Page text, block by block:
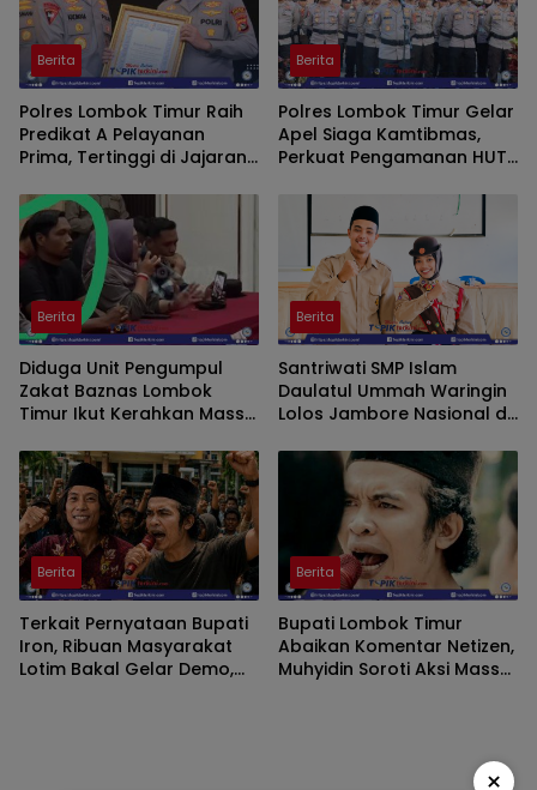
Berita
Polres Lombok Timur Raih
Predikat A Pelayanan
Prima, Tertinggi di Jajaran
Berita
Polres Lombok Timur Gelar
Apel Siaga Kamtibmas,
Perkuat Pengamanan HUT
Kapolri
Berita
Diduga Unit Pengumpul
Zakat Baznas Lombok
Timur Ikut Kerahkan Massa
Polres
Berita
Santriwati SMP Islam
Daulatul Ummah Waringin
Lolos Jambore Nasional di
Berita
Terkait Pernyataan Bupati
Iron, Ribuan Masyarakat
Lotim Bakal Gelar Demo,
Berita
Bupati Lombok Timur
Abaikan Komentar Netizen,
Muhyidin Soroti Aksi Massa
×